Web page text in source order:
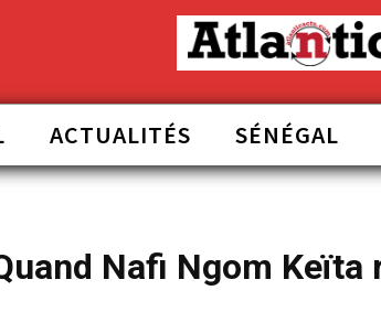
ACTUALITÉS SÉNÉGAL
Nafi Ngom Keïta